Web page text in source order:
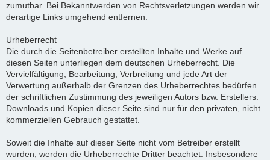
zumutbar. Bei Bekanntwerden von Rechtsverletzungen werden wir
derartige Links umgehend entfernen.
Urheberrecht
Die durch die Seitenbetreiber erstellten Inhalte und Werke auf
diesen Seiten unterliegen dem deutschen Urheberrecht. Die
Vervielfältigung, Bearbeitung, Verbreitung und jede Art der
Verwertung außerhalb der Grenzen des Urheberrechtes bedürfen
der schriftlichen Zustimmung des jeweiligen Autors bzw. Erstellers.
Downloads und Kopien dieser Seite sind nur für den privaten, nicht
kommerziellen Gebrauch gestattet.
Soweit die Inhalte auf dieser Seite nicht vom Betreiber erstellt
wurden, werden die Urheberrechte Dritter beachtet. Insbesondere